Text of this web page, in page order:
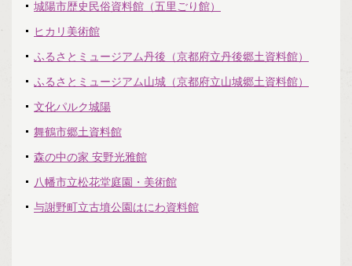
城陽市歴史民俗資料館（五里ごり館）
ヒカリ美術館
ふるさとミュージアム丹後（京都府立丹後郷土資料館）
ふるさとミュージアム山城（京都府立山城郷土資料館）
文化パルク城陽
舞鶴市郷土資料館
森の中の家 安野光雅館
八幡市立松花堂庭園・美術館
与謝野町立古墳公園はにわ資料館